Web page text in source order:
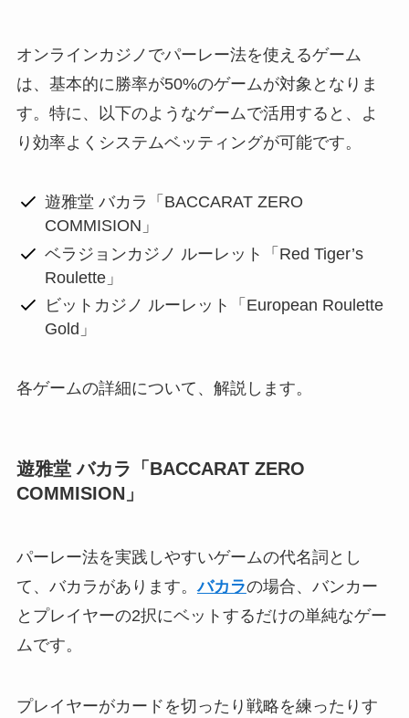
オンラインカジノでパーレー法を使えるゲーム
は、基本的に勝率が50%のゲームが対象となりま
す。特に、以下のようなゲームで活用すると、よ
り効率よくシステムベッティングが可能です。
遊雅堂 バカラ「BACCARAT ZERO
COMMISION」
ベラジョンカジノ ルーレット「Red Tiger’s
Roulette」
ビットカジノ ルーレット「European Roulette
Gold」
各ゲームの詳細について、解説します。
遊雅堂 バカラ「BACCARAT ZERO
COMMISION」
パーレー法を実践しやすいゲームの代名詞とし
て、バカラがあります。バカラの場合、バンカー
とプレイヤーの2択にベットするだけの単純なゲー
ムです。
プレイヤーがカードを切ったり戦略を練ったりす